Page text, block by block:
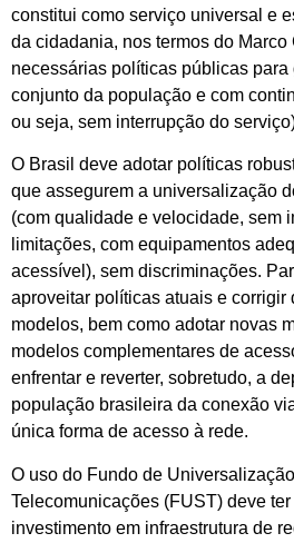
constitui como serviço universal e
da cidadania, nos termos do
necessárias políticas públicas para
conjunto da população e com
ou seja, sem interrupção do
O Brasil deve adotar políticas
que assegurem a universalização
(com qualidade e velocidade, sem
limitações, com equipamentos
acessível), sem discriminações.
aproveitar políticas atuais e corrigir
modelos, bem como adotar novas
modelos complementares de
enfrentar e reverter, sobretudo, a
população brasileira da conexão
única forma de acesso à rede.
O uso do Fundo de
Telecomunicações (FUST) deve
investimento em infraestrutura de